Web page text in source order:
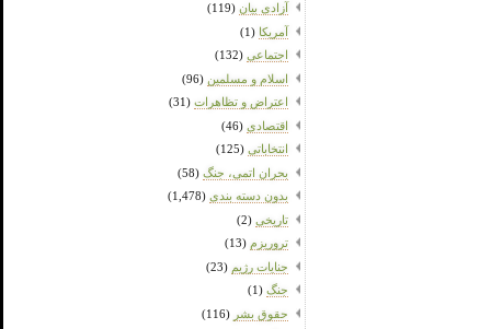
آزادی بیان (119)
آمریکا (1)
اجتماعی (132)
اسلام و مسلمین (96)
اعتراض و تظاهرات (31)
اقتصادی (46)
انتخاباتی (125)
بحران اتمی، جنگ (58)
بدون دسته بندی (1,478)
تاریخی (2)
تروریزم (13)
جنایات رژیم (23)
جنگ (1)
حقوق بشر (116)